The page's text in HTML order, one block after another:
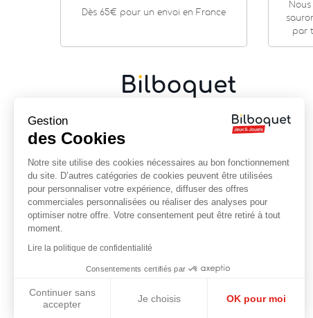
Dès 65€ pour un envoi en France
par
Cadeaux de naissance Jouets en bois |Jeux de
société | Loisirs créatifs
Centre historique de Vannes
Près de la cathédrale
02 97 47 56 92
NOUS SUIVRE
Gestion
des Cookies
Notre site utilise des cookies nécessaires au bon fonctionnement
du site. D’autres catégories de cookies peuvent être utilisées
pour personnaliser votre expérience, diffuser des offres
commerciales personnalisées ou réaliser des analyses pour
optimiser notre offre. Votre consentement peut être retiré à tout
moment.
Lire la politique de confidentialité
Consentements certifiés par
Continuer sans
accepter
Je choisis OK pour moi